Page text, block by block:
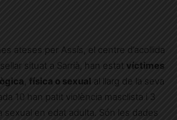
ateses per Assís, el centre d’acollida
situat a Sarrià, han estat víctimes
física o sexual al llarg de la seva
10 han patit violència masclista i 3
sexual en edat adulta. Són les dades